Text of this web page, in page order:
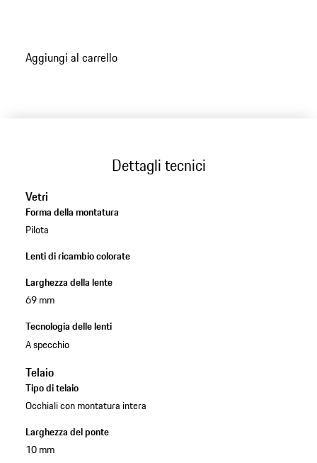
Aggiungi al carrello
Dettagli tecnici
Vetri
Forma della montatura
Pilota
Lenti di ricambio colorate
Larghezza della lente
69 mm
Tecnologia delle lenti
A specchio
Telaio
Tipo di telaio
Occhiali con montatura intera
Larghezza del ponte
10 mm